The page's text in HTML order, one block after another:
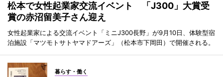
松本で女性起業家交流イベント 「J300」大賞受
賞の赤沼留美子さん迎え
女性起業家による交流イベント「ミニJ300長野」が9月10日、体験型宿
泊施設「マツモトサトヤマドアーズ」（松本市下岡田）で開催される。
暮らす・働く